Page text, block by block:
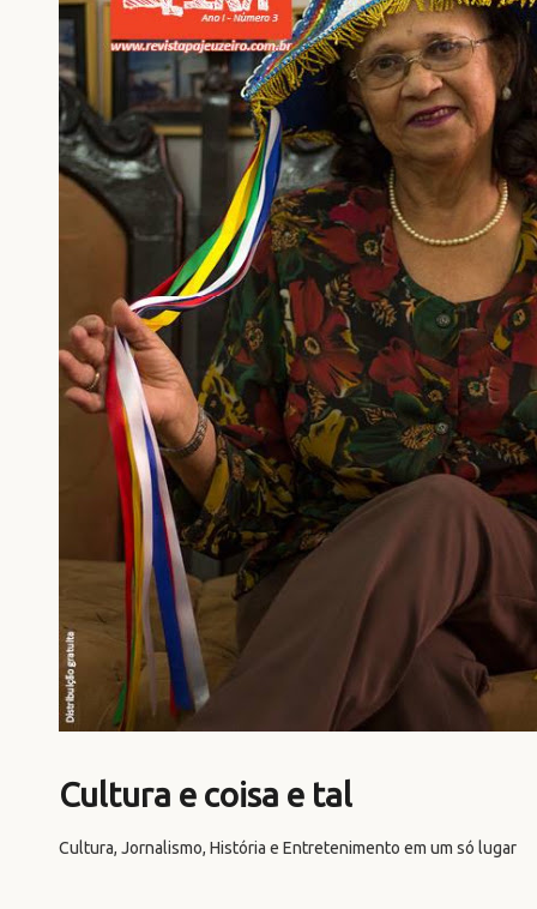
Cultura e coisa e tal
Cultura, Jornalismo, História e Entretenimento em um só lugar